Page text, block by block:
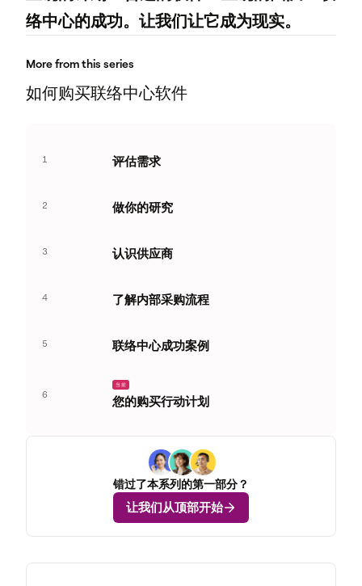
络中心的成功。让我们让它成为现实。
More from this series
如何购买联络中心软件
1 评估需求
2 做你的研究
3 认识供应商
4 了解内部采购流程
5 联络中心成功案例
6
当前
您的购买行动计划
错过了本系列的第一部分？
让我们从顶部开始